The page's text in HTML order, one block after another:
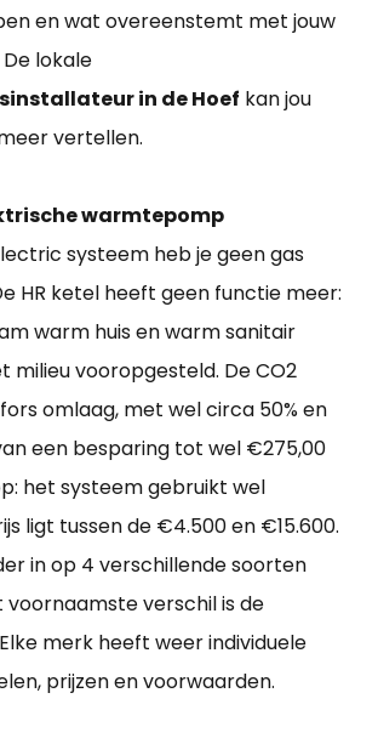
en wat overeenstemt met jouw
lokale
in de Hoef kan jou
vertellen.
warmtepomp
systeem heb je geen gas
HR ketel heeft geen functie meer:
warm huis en warm sanitair
milieu vooropgesteld. De CO2
omlaag, met wel circa 50% en
een besparing tot wel €275,00
het systeem gebruikt wel
ligt tussen de €4.500 en €15.600.
in op 4 verschillende soorten
voornaamste verschil is de
merk heeft weer individuele
prijzen en voorwaarden.